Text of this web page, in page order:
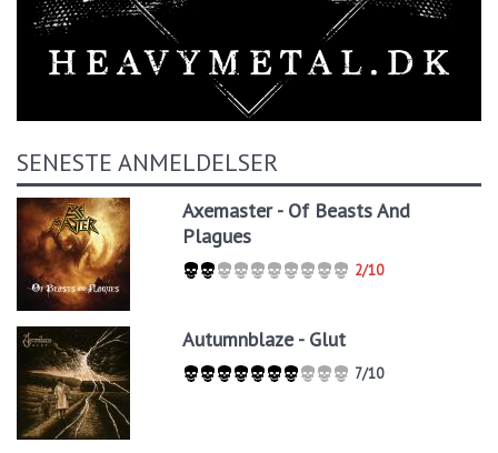
SENESTE ANMELDELSER
Axemaster - Of Beasts And
Plagues
2/10
Autumnblaze - Glut
7/10